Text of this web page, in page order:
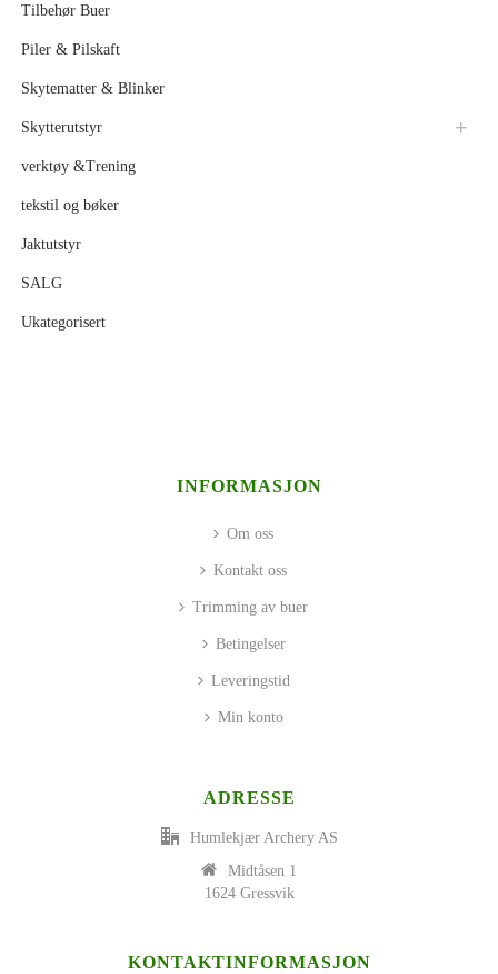
Tilbehør Buer
Piler & Pilskaft
Skytematter & Blinker
Skytterutstyr
verktøy &Trening
tekstil og bøker
Jaktutstyr
SALG
Ukategorisert
INFORMASJON
Om oss
Kontakt oss
Trimming av buer
Betingelser
Leveringstid
Min konto
ADRESSE
Humlekjær Archery AS
Midtåsen 1
1624 Gressvik
KONTAKTINFORMASJON